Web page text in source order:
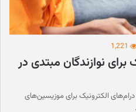
1,221
برای نوازندگان مبتدی در
الکترونیک برای موزیسین‌های